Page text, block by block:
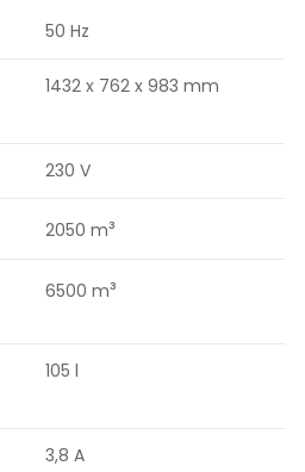
50 Hz
1432 x 762 x 983 mm
230 V
2050 m³
6500 m³
105 l
3,8 A